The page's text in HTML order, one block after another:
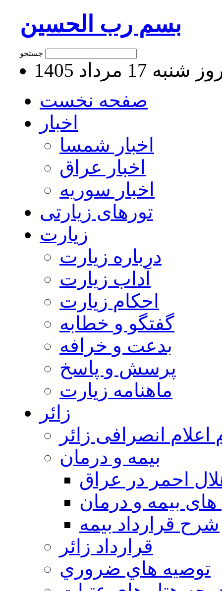
بسم رب الحسین
17 مرداد 1405
صفحه نخست
اخبار
اخبار شمسا
اخبار عراق
اخبار سوریه
تورهای زیارتی
زیارت
درباره زیارت
آداب زیارت
احکام زیارت
گفتگو و خطابه
بدعت و خرافه
پرسش و پاسخ
ماهنامه زیارت
زائر
اعلام انصرافی زائر
بيمه و درمان
احمر در عراق
بیمه و درمان
شرح قرارداد بیمه
قرارداد زائر
توصيه هاي ضروري